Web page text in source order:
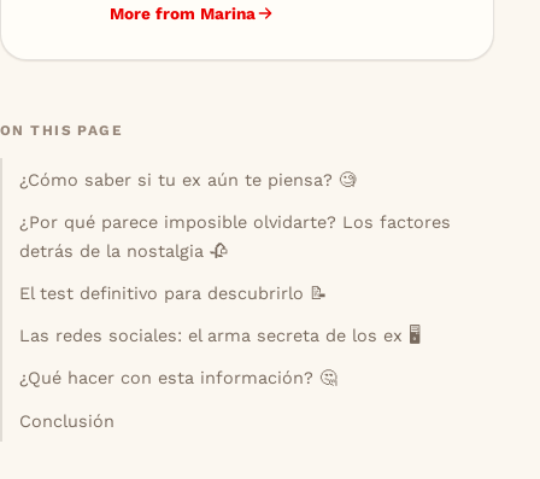
More from Marina
ON THIS PAGE
¿Cómo saber si tu ex aún te piensa? 🧐
¿Por qué parece imposible olvidarte? Los factores
detrás de la nostalgia 🥀
El test definitivo para descubrirlo 📝
Las redes sociales: el arma secreta de los ex 🖥️
¿Qué hacer con esta información? 🤔
Conclusión